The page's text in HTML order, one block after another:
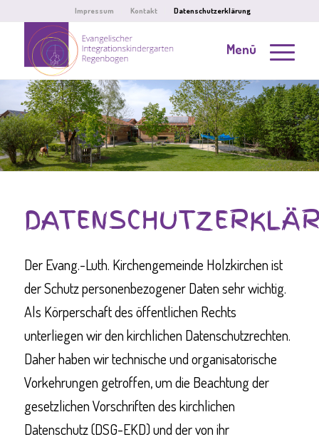
Impressum Kontakt Datenschutzerklärung
Menü
Der Evang.-Luth. Kirchengemeinde Holzkirchen ist
der Schutz personenbezogener Daten sehr wichtig.
Als Körperschaft des öffentlichen Rechts
unterliegen wir den kirchlichen Datenschutzrechten.
Daher haben wir technische und organisatorische
Vorkehrungen getroffen, um die Beachtung der
gesetzlichen Vorschriften des kirchlichen
Datenschutz (DSG-EKD) und der von ihr